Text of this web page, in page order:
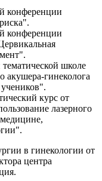
конференции
конференции
школе
гинеколога
курс от
лазерного
медицине,
в гинекологии от
центра